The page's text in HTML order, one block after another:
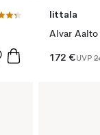
Iittala
Alvar Aalto
172 €UVP